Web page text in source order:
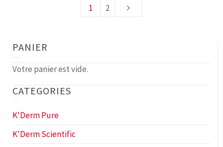
1 2
PANIER
Votre panier est vide.
CATEGORIES
K'Derm Pure
K'Derm Scientific